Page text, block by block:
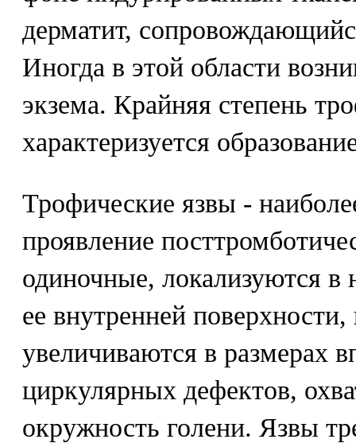
дерматит,
Иногда в этой области
экзема. Крайняя степень
характеризуется
Трофические язвы -
проявление
одиночные, локализуются в
ее внутренней поверхности,
увеличиваются в размерах
циркулярных дефектов,
окружность голени. Язвы